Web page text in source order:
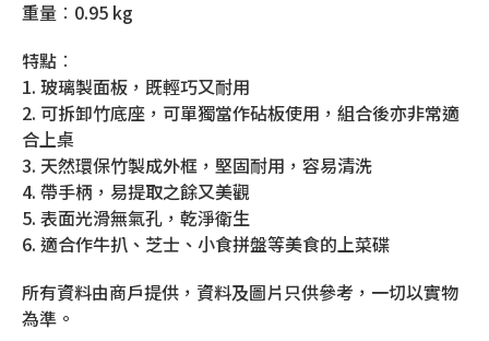
重量︰0.95 kg
特點︰
1. 玻璃製面板，既輕巧又耐用
2. 可拆卸竹底座，可單獨當作砧板使用，組合後亦非常適
合上桌
3. 天然環保竹製成外框，堅固耐用，容易清洗
4. 帶手柄，易提取之餘又美觀
5. 表面光滑無氣孔，乾淨衛生
6. 適合作牛扒、芝士、小食拼盤等美食的上菜碟
所有資料由商戶提供，資料及圖片只供參考，一切以實物
為準。